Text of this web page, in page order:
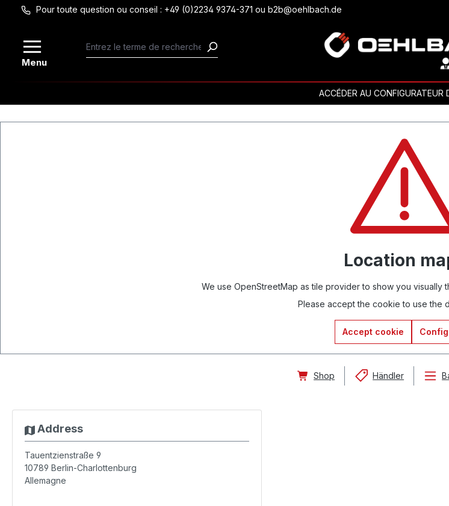
Passer au contenu principal
Pour toute question ou conseil : +49 (0)2234 9374-371 ou b2b@oehlbach.de
Menu
ACCÉDER AU CONFIGURATEUR
Location
We use OpenStreetMap as tile provider to show you visually
Please accept the cookie to use the
Accept cookie
Shop Händler
Address
Tauentzienstraße 9
10789 Berlin-Charlottenburg
Allemagne